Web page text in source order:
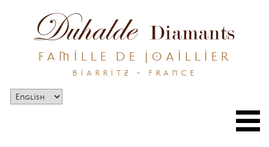
FAMILLE DE JOAILLIER
BIARRITZ - FRANCE